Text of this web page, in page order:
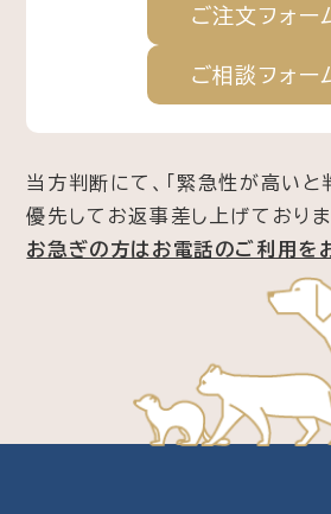
ご注文フォー
ご相談フォー
当方判断にて、「緊急性が高いと
優先してお返事差し上げておりま
お急ぎの方はお電話のご利用を